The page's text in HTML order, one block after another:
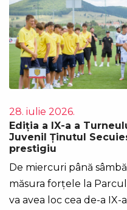
28. iulie 2026.
Ediția a IX-a a
Juvenil Ținutul
prestigiu
De miercuri până
măsura forțele la
va avea loc cea de-a